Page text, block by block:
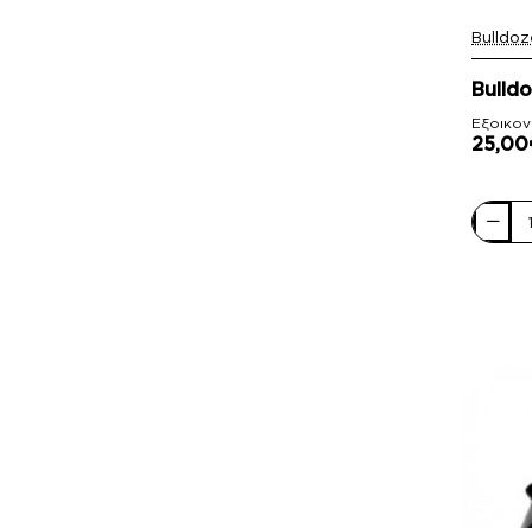
-16%